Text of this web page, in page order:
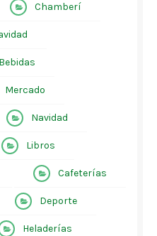
Chamberí
Bebidas
Mercado
Navidad
Libros
Cafeterías
Deporte
Heladerías